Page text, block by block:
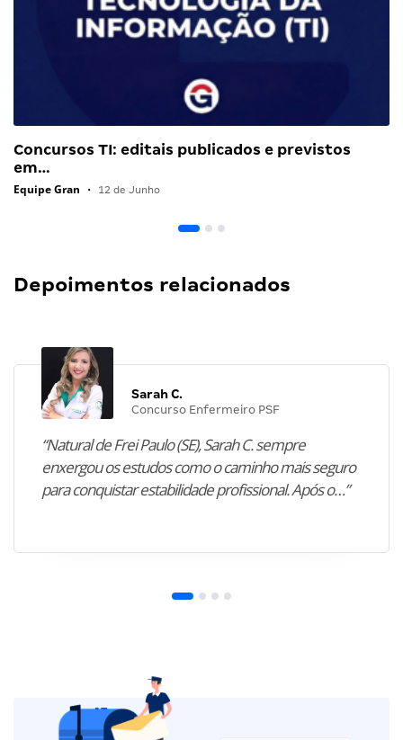
Concursos TI: editais publicados e previstos
em…
Equipe Gran • 12 de Junho
Depoimentos relacionados
Sarah C.
Concurso Enfermeiro PSF
“Natural de Frei Paulo (SE), Sarah C. sempre
enxergou os estudos como o caminho mais seguro
para conquistar estabilidade profissional. Após o…”